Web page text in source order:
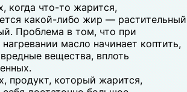
когда что-то жарится,
какой-либо жир — растительный
Проблема в том, что при
масло начинает коптить,
вещества, вплоть
продукт, который жарится,